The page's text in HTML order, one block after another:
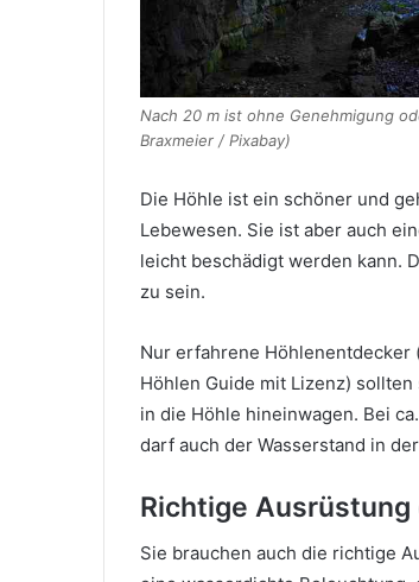
Nach 20 m ist ohne Genehmigung
Braxmeier / Pixabay)
Die Höhle ist ein schöner und
Lebewesen. Sie ist aber auch
leicht beschädigt werden kann.
zu sein.
Nur erfahrene Höhlenentdecker
Höhlen Guide mit Lizenz)
in die Höhle hineinwagen. Bei
darf auch der Wasserstand in
Richtige
Sie brauchen auch die richtige